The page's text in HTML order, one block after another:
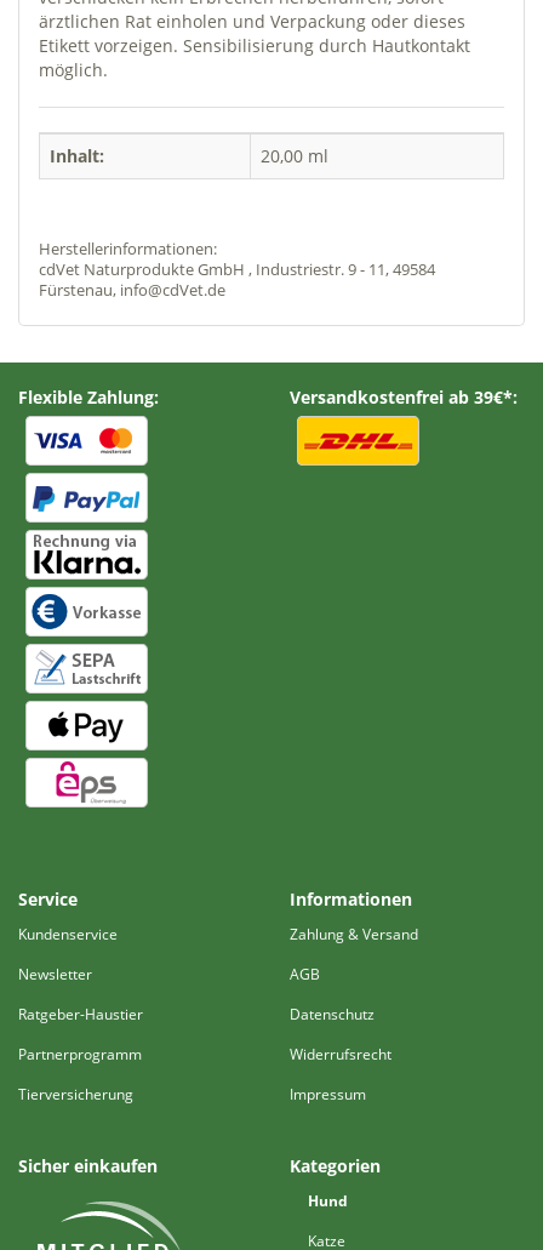
ärztlichen Rat einholen und Verpackung oder dieses
Etikett vorzeigen. Sensibilisierung durch Hautkontakt
möglich.
Inhalt: 20,00 ml
Herstellerinformationen:
cdVet Naturprodukte GmbH , Industriestr. 9 - 11, 49584
Fürstenau, info@cdVet.de
Flexible Zahlung: Versandkostenfrei ab 39€*:
Service
Kundenservice
Newsletter
Ratgeber-Haustier
Partnerprogramm
Tierversicherung
Informationen
Zahlung & Versand
AGB
Datenschutz
Widerrufsrecht
Impressum
Sicher einkaufen Kategorien
Hund
Katze